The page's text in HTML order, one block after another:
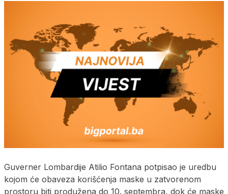
Guverner Lombardije Atilio Fontana potpisao je uredbu
kojom će obaveza korišćenja maske u zatvorenom
prostoru biti produžena do 10. septembra, dok će maske